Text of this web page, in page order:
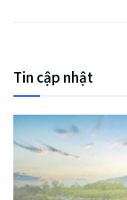
Tin cập nhật